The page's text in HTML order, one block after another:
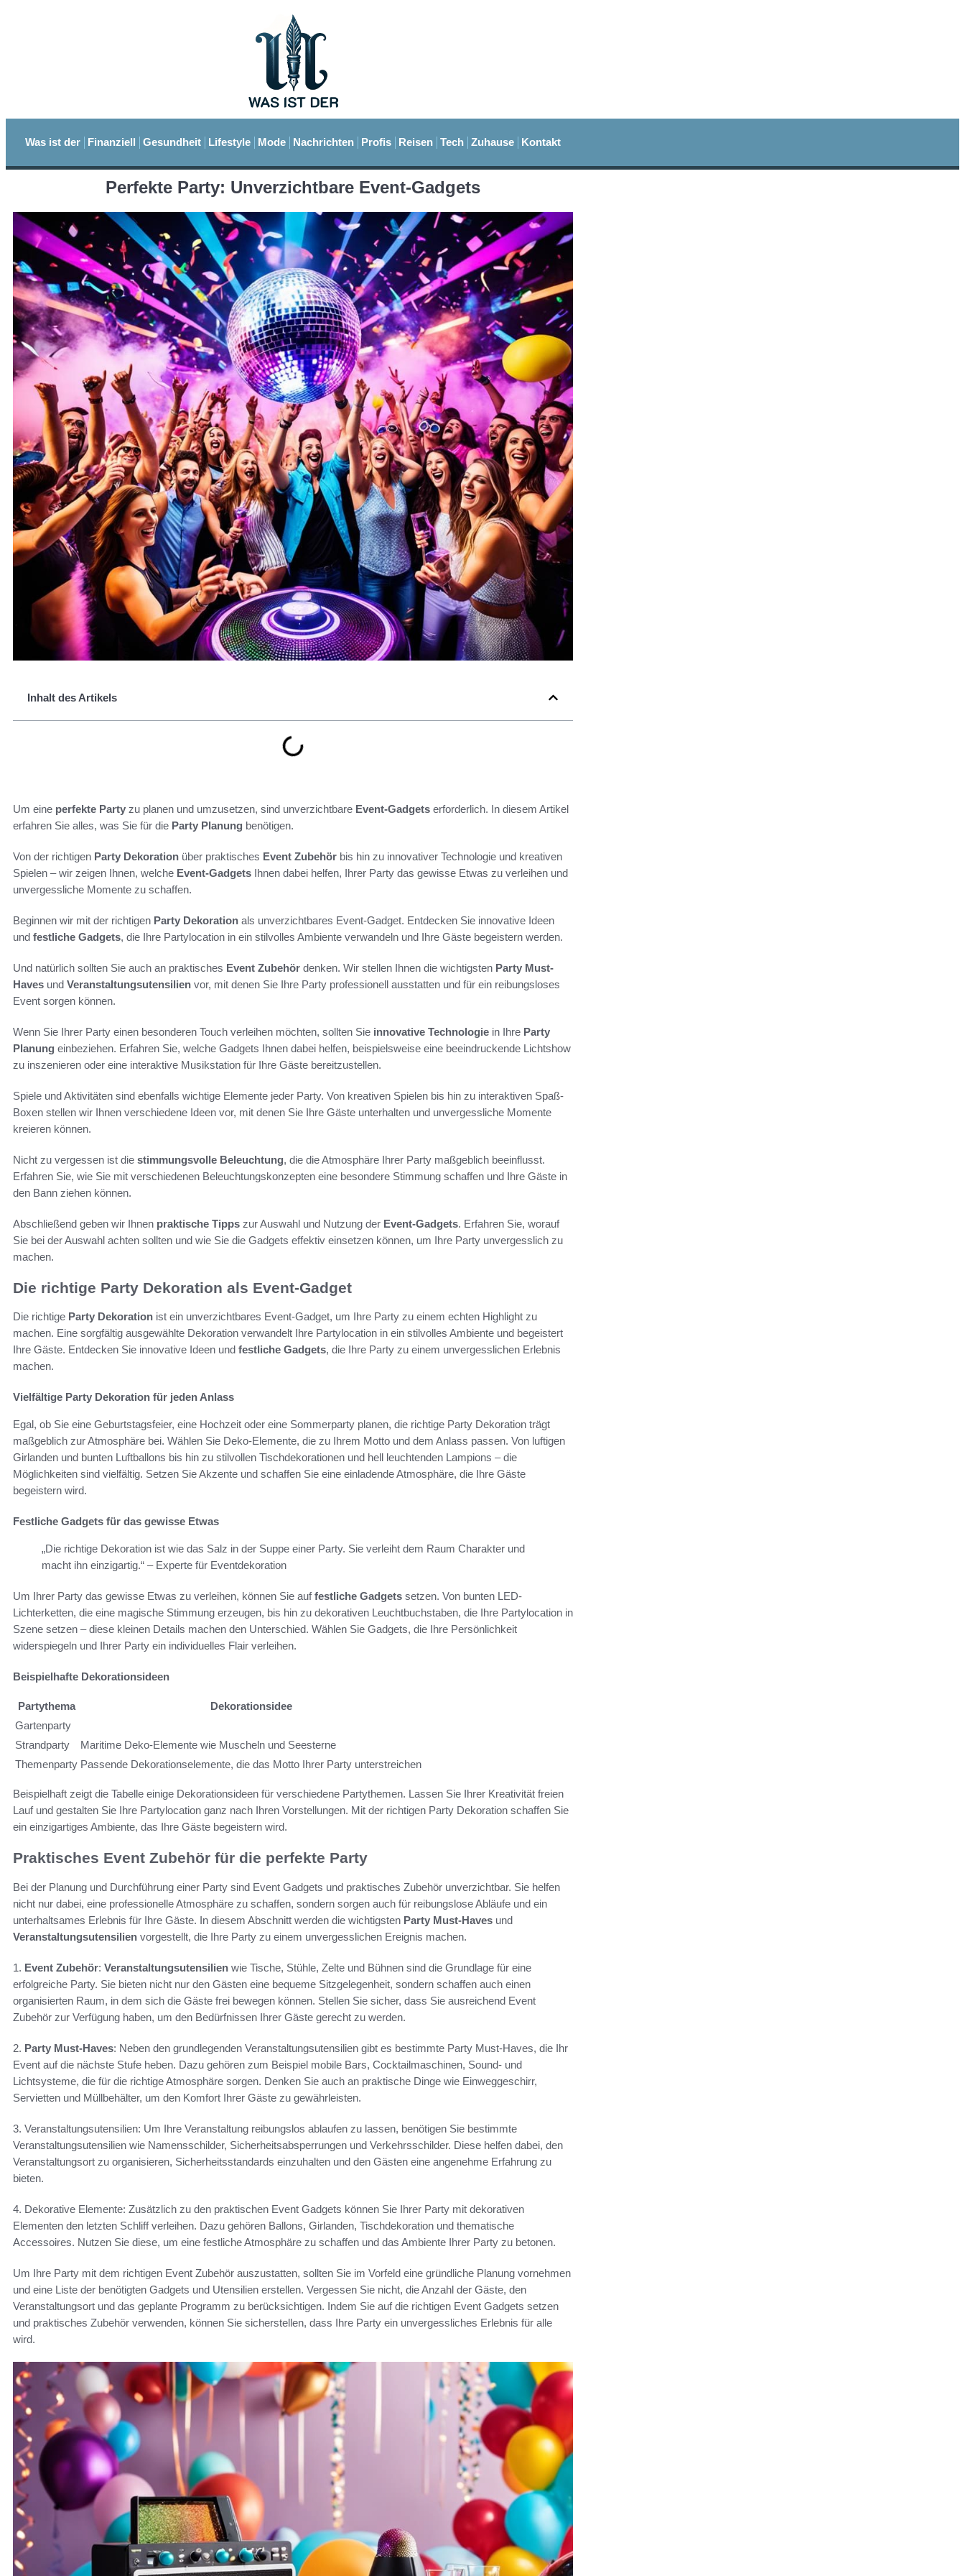
Was ist der Finanziell Gesundheit Lifestyle Mode Nachrichten Profis Reisen Tech Zuhause Kontakt
Perfekte Party: Unverzichtbare Event-Gadgets
Inhalt des Artikels
Um eine perfekte Party zu planen und umzusetzen, sind unverzichtbare Event-Gadgets erforderlich. In diesem Artikel
erfahren Sie alles, was Sie für die Party Planung benötigen.
Von der richtigen Party Dekoration über praktisches Event Zubehör bis hin zu innovativer Technologie und kreativen
Spielen – wir zeigen Ihnen, welche Event-Gadgets Ihnen dabei helfen, Ihrer Party das gewisse Etwas zu verleihen und
unvergessliche Momente zu schaffen.
Beginnen wir mit der richtigen Party Dekoration als unverzichtbares Event-Gadget. Entdecken Sie innovative Ideen
und festliche Gadgets, die Ihre Partylocation in ein stilvolles Ambiente verwandeln und Ihre Gäste begeistern werden.
Und natürlich sollten Sie auch an praktisches Event Zubehör denken. Wir stellen Ihnen die wichtigsten Party Must-
Haves und Veranstaltungsutensilien vor, mit denen Sie Ihre Party professionell ausstatten und für ein reibungsloses
Event sorgen können.
Wenn Sie Ihrer Party einen besonderen Touch verleihen möchten, sollten Sie innovative Technologie in Ihre Party
Planung einbeziehen. Erfahren Sie, welche Gadgets Ihnen dabei helfen, beispielsweise eine beeindruckende Lichtshow
zu inszenieren oder eine interaktive Musikstation für Ihre Gäste bereitzustellen.
Spiele und Aktivitäten sind ebenfalls wichtige Elemente jeder Party. Von kreativen Spielen bis hin zu interaktiven Spaß-
Boxen stellen wir Ihnen verschiedene Ideen vor, mit denen Sie Ihre Gäste unterhalten und unvergessliche Momente
kreieren können.
Nicht zu vergessen ist die stimmungsvolle Beleuchtung, die die Atmosphäre Ihrer Party maßgeblich beeinflusst.
Erfahren Sie, wie Sie mit verschiedenen Beleuchtungskonzepten eine besondere Stimmung schaffen und Ihre Gäste in
den Bann ziehen können.
Abschließend geben wir Ihnen praktische Tipps zur Auswahl und Nutzung der Event-Gadgets. Erfahren Sie, worauf
Sie bei der Auswahl achten sollten und wie Sie die Gadgets effektiv einsetzen können, um Ihre Party unvergesslich zu
machen.
Die richtige Party Dekoration als Event-Gadget
Die richtige Party Dekoration ist ein unverzichtbares Event-Gadget, um Ihre Party zu einem echten Highlight zu
machen. Eine sorgfältig ausgewählte Dekoration verwandelt Ihre Partylocation in ein stilvolles Ambiente und begeistert
Ihre Gäste. Entdecken Sie innovative Ideen und festliche Gadgets, die Ihre Party zu einem unvergesslichen Erlebnis
machen.
Vielfältige Party Dekoration für jeden Anlass
Egal, ob Sie eine Geburtstagsfeier, eine Hochzeit oder eine Sommerparty planen, die richtige Party Dekoration trägt
maßgeblich zur Atmosphäre bei. Wählen Sie Deko-Elemente, die zu Ihrem Motto und dem Anlass passen. Von luftigen
Girlanden und bunten Luftballons bis hin zu stilvollen Tischdekorationen und hell leuchtenden Lampions – die
Möglichkeiten sind vielfältig. Setzen Sie Akzente und schaffen Sie eine einladende Atmosphäre, die Ihre Gäste
begeistern wird.
Festliche Gadgets für das gewisse Etwas
„Die richtige Dekoration ist wie das Salz in der Suppe einer Party. Sie verleiht dem Raum Charakter und
macht ihn einzigartig.“ – Experte für Eventdekoration
Um Ihrer Party das gewisse Etwas zu verleihen, können Sie auffestliche Gadgets setzen. Von bunten LED-
Lichterketten, die eine magische Stimmung erzeugen, bis hin zu dekorativen Leuchtbuchstaben, die Ihre Partylocation in
Szene setzen – diese kleinen Details machen den Unterschied. Wählen Sie Gadgets, die Ihre Persönlichkeit
widerspiegeln und Ihrer Party ein individuelles Flair verleihen.
Beispielhafte Dekorationsideen
Partythema
Dekorationsidee
Gartenparty
Strandparty
Maritime Deko-Elemente wie Muscheln und Seesterne
Themenparty Passende Dekorationselemente, die das Motto Ihrer Party unterstreichen
Beispielhaft zeigt die Tabelle einige Dekorationsideen für verschiedene Partythemen. Lassen Sie Ihrer Kreativität freien
Lauf und gestalten Sie Ihre Partylocation ganz nach Ihren Vorstellungen. Mit der richtigen Party Dekoration schaffen Sie
ein einzigartiges Ambiente, das Ihre Gäste begeistern wird.
Praktisches Event Zubehör für die perfekte Party
Bei der Planung und Durchführung einer Party sind Event Gadgets und praktisches Zubehör unverzichtbar. Sie helfen
nicht nur dabei, eine professionelle Atmosphäre zu schaffen, sondern sorgen auch für reibungslose Abläufe und ein
unterhaltsames Erlebnis für Ihre Gäste. In diesem Abschnitt werden die wichtigsten Party Must-Haves und
Veranstaltungsutensilien vorgestellt, die Ihre Party zu einem unvergesslichen Ereignis machen.
1. Event Zubehör: Veranstaltungsutensilien wie Tische, Stühle, Zelte und Bühnen sind die Grundlage für eine
erfolgreiche Party. Sie bieten nicht nur den Gästen eine bequeme Sitzgelegenheit, sondern schaffen auch einen
organisierten Raum, in dem sich die Gäste frei bewegen können. Stellen Sie sicher, dass Sie ausreichend Event
Zubehör zur Verfügung haben, um den Bedürfnissen Ihrer Gäste gerecht zu werden.
2. Party Must-Haves: Neben den grundlegenden Veranstaltungsutensilien gibt es bestimmte Party Must-Haves, die Ihr
Event auf die nächste Stufe heben. Dazu gehören zum Beispiel mobile Bars, Cocktailmaschinen, Sound- und
Lichtsysteme, die für die richtige Atmosphäre sorgen. Denken Sie auch an praktische Dinge wie Einweggeschirr,
Servietten und Müllbehälter, um den Komfort Ihrer Gäste zu gewährleisten.
3. Veranstaltungsutensilien: Um Ihre Veranstaltung reibungslos ablaufen zu lassen, benötigen Sie bestimmte
Veranstaltungsutensilien wie Namensschilder, Sicherheitsabsperrungen und Verkehrsschilder. Diese helfen dabei, den
Veranstaltungsort zu organisieren, Sicherheitsstandards einzuhalten und den Gästen eine angenehme Erfahrung zu
bieten.
4. Dekorative Elemente: Zusätzlich zu den praktischen Event Gadgets können Sie Ihrer Party mit dekorativen
Elementen den letzten Schliff verleihen. Dazu gehören Ballons, Girlanden, Tischdekoration und thematische
Accessoires. Nutzen Sie diese, um eine festliche Atmosphäre zu schaffen und das Ambiente Ihrer Party zu betonen.
Um Ihre Party mit dem richtigen Event Zubehör auszustatten, sollten Sie im Vorfeld eine gründliche Planung vornehmen
und eine Liste der benötigten Gadgets und Utensilien erstellen. Vergessen Sie nicht, die Anzahl der Gäste, den
Veranstaltungsort und das geplante Programm zu berücksichtigen. Indem Sie auf die richtigen Event Gadgets setzen
und praktisches Zubehör verwenden, können Sie sicherstellen, dass Ihre Party ein unvergessliches Erlebnis für alle
wird.